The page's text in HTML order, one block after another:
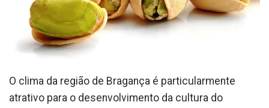
O clima da região de Bragança é particularmente
atrativo para o desenvolvimento da cultura do